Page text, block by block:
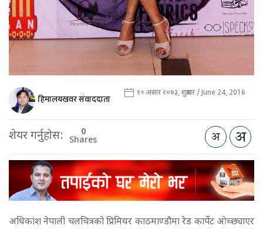
हिमालयखवर संवाददाता १० असार २०७३, शुक्रबार / June 24, 2016
शेयर गर्नुहोस: 0
Shares
अधिकांश नेपाली चलचित्रको प्रिमियर काठमाण्डौमा रेड कार्पेट ओच्छ्याएर